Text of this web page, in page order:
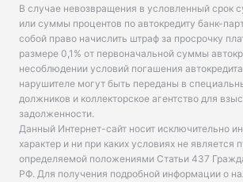
В случае невозвращения в условленный срок
или суммы процентов по автокредиту банк-
собой право начислить штраф за просрочку
размере 0,1% от первоначальной суммы
несоблюдении условий погашения
нарушителе могут быть переданы в
должников и коллекторское агентство для
задолженности.
Данный Интернет-сайт носит исключительно
характер и ни при каких условиях не является
определяемой положениями Статьи 437
РФ. Для получения подробной информации о